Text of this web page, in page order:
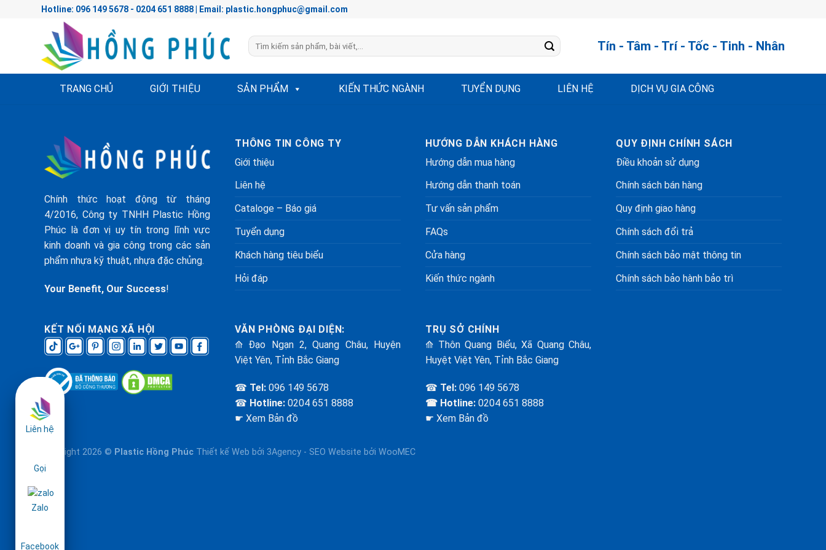
Hotline: 096 149 5678 - 0204 651 8888 | Email: plastic.hongphuc@gmail.com
Tìm
kiếm:
Tín - Tâm - Trí - Tốc - Tinh - Nhân
TRANG CHỦ GIỚI THIỆU SẢN PHẨM KIẾN THỨC NGÀNH TUYỂN DỤNG LIÊN HỆ DỊCH VỤ GIA CÔNG
Chính thức hoạt động từ tháng
4/2016, Công ty TNHH Plastic Hồng
Phúc là đơn vị uy tín trong lĩnh vực
kinh doanh và gia công trong các sản
phẩm nhựa kỹ thuật, nhựa đặc chủng.
Your Benefit, Our Success!
THÔNG TIN CÔNG TY
Giới thiệu
Liên hệ
Cataloge – Báo giá
Tuyển dụng
Khách hàng tiêu biểu
Hỏi đáp
HƯỚNG DẪN KHÁCH HÀNG
Hướng dẫn mua hàng
Hướng dẫn thanh toán
Tư vấn sản phẩm
FAQs
Cửa hàng
Kiến thức ngành
QUY ĐỊNH CHÍNH SÁCH
Điều khoản sử dụng
Chính sách bán hàng
Quy định giao hàng
Chính sách đổi trả
Chính sách bảo mật thông tin
Chính sách bảo hành bảo trì
KẾT NỐI MẠNG XÃ HỘI
VĂN PHÒNG ĐẠI DIỆN:
⟰ Đạo Ngạn 2, Quang Châu, Huyện
Việt Yên, Tỉnh Bắc Giang
☎ Tel: 096 149 5678
☎ Hotline: 0204 651 8888
☛ Xem Bản đồ
TRỤ SỞ CHÍNH
⟰ Thôn Quang Biểu, Xã Quang Châu,
Huyệt Việt Yên, Tỉnh Bắc Giang
☎ Tel: 096 149 5678
☎ Hotline: 0204 651 8888
☛ Xem Bản đồ
Copyright 2026 © Plastic Hồng Phúc Thiết kế Web bởi 3Agency - SEO Website bởi WooMEC
Liên hệ
Gọi
Zalo
Facebook